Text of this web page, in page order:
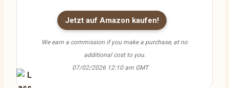
Jetzt auf Amazon kaufen!
We earn a commission if you make a purchase, at no
additional cost to you.
07/02/2026 12:10 am GMT